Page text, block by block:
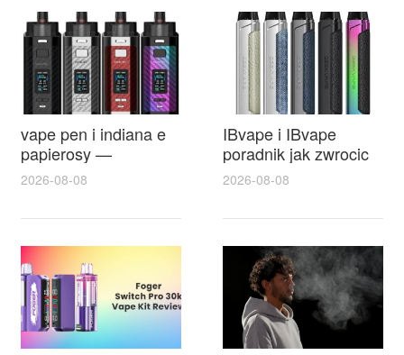
vape pen i indiana e
papierosy —
najlepsze modele,
praktyczne porady dla
2026-08-08
IBvape i IBvape
poradnik jak zwrocic
paczke z allegro krok
praktycznymi
2026-08-08